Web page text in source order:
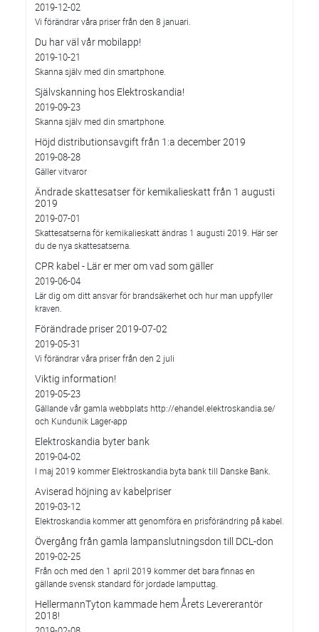
2019-12-02
Vi förändrar våra priser från den 8 januari.
Du har väl vår mobilapp!
2019-10-21
Skanna själv med din smartphone.
Självskanning hos Elektroskandia!
2019-09-23
Skanna själv med din smartphone.
Höjd distributionsavgift från 1:a december 2019
2019-08-28
Gäller vitvaror
Ändrade skattesatser för kemikalieskatt från 1 augusti
2019
2019-07-01
Skattesatserna för kemikalieskatt ändras 1 augusti 2019. Här ser
du de nya skattesatserna.
CPR kabel - Lär er mer om vad som gäller
2019-06-04
Lär dig om ditt ansvar för brandsäkerhet och hur man uppfyller
kraven.
Förändrade priser 2019-07-02
2019-05-31
Vi förändrar våra priser från den 2 juli
Viktig information!
2019-05-23
Gällande vår gamla webbplats http://ehandel.elektroskandia.se/
och Kundunik Lager-app
Elektroskandia byter bank
2019-04-02
I maj 2019 kommer Elektroskandia byta bank till Danske Bank.
Aviserad höjning av kabelpriser
2019-03-12
Elektroskandia kommer att genomföra en prisförändring på kabel.
Övergång från gamla lampanslutningsdon till DCL-don
2019-02-25
Från och med den 1 april 2019 kommer det bara finnas en
gällande svensk standard för jordade lamputtag.
HellermannTyton kammade hem Årets Levererantör
2018!